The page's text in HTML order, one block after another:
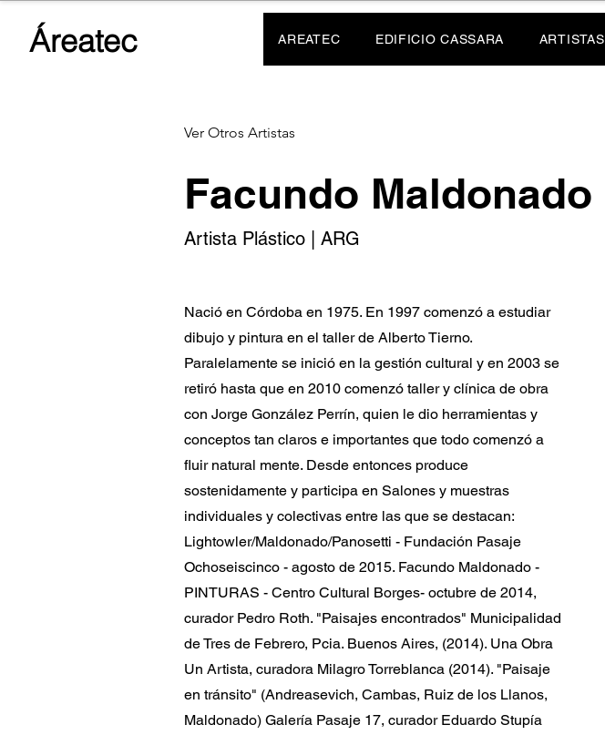
Áreatec AREATEC EDIFICIO CASSARA ARTISTAS
Ver Otros Artistas
Facundo Maldonado
Artista Plástico | ARG
Nació en Córdoba en 1975. En 1997 comenzó a estudiar
dibujo y pintura en el taller de Alberto Tierno.
Paralelamente se inició en la gestión cultural y en 2003 se
retiró hasta que en 2010 comenzó taller y clínica de obra
con Jorge González Perrín, quien le dio herramientas y
conceptos tan claros e importantes que todo comenzó a
fluir natural mente. Desde entonces produce
sostenidamente y participa en Salones y muestras
individuales y colectivas entre las que se destacan:
Lightowler/Maldonado/Panosetti - Fundación Pasaje
Ochoseiscinco - agosto de 2015. Facundo Maldonado -
PINTURAS - Centro Cultural Borges- octubre de 2014,
curador Pedro Roth. "Paisajes encontrados" Municipalidad
de Tres de Febrero, Pcia. Buenos Aires, (2014). Una Obra
Un Artista, curadora Milagro Torreblanca (2014). "Paisaje
en tránsito" (Andreasevich, Cambas, Ruiz de los Llanos,
Maldonado) Galería Pasaje 17, curador Eduardo Stupía